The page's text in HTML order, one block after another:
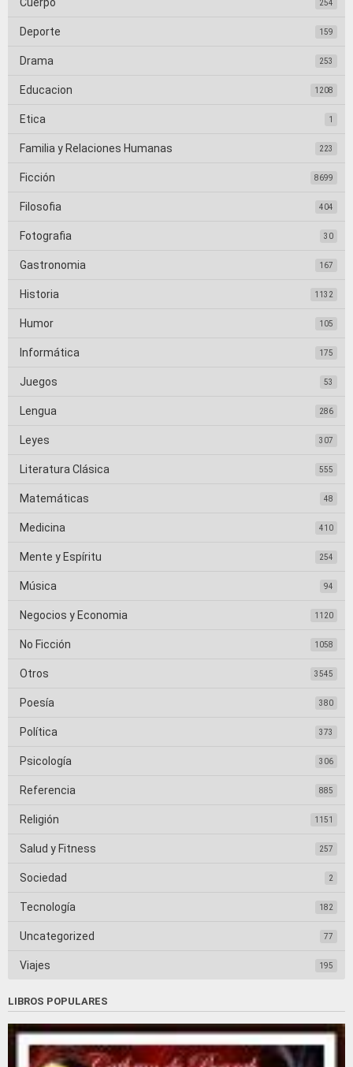
Cuerpo 254
Deporte 159
Drama 253
Educacion 1208
Etica 1
Familia y Relaciones Humanas 223
Ficción 8699
Filosofia 404
Fotografia 30
Gastronomia 167
Historia 1132
Humor 105
Informática 175
Juegos 53
Lengua 286
Leyes 307
Literatura Clásica 555
Matemáticas 48
Medicina 410
Mente y Espíritu 254
Música 94
Negocios y Economia 1120
No Ficción 1058
Otros 3545
Poesía 380
Política 373
Psicología 306
Referencia 885
Religión 1151
Salud y Fitness 257
Sociedad 2
Tecnología 182
Uncategorized 77
Viajes 195
LIBROS POPULARES